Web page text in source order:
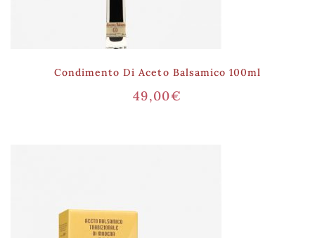
Condimento Di Aceto Balsamico 100ml
49,00€